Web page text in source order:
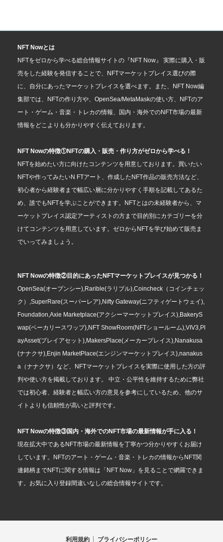
NFT Nowとは
NFTをゼロから学べる総合情報サイトの『NFT Now』 実際に購入・販
売をした経験を発信することで、NFTマーケットプレイス選びの際
に、自分にあったマーケットプレイスを選べます。また、NFT Now編
集部では、NFTの作り方や、OpenSea/MetaMaskの使い方、NFTのア
ート・ゲーム・音楽・トレカの情報、国内・海外でのNFT市場の最新
情報をどこよりも分かりやすく伝えております。
NFT Nowの特徴①NFTの購入・販売・作り方がゼロから学べる！
NFTを始めたい方に向けたコンテンツを用意しております。買いたい
NFTや作ってみたいN FTアート、作成したNFT作品の販売方法など、
初心者から経験者まで幅広い層に分かりやすく手順を記載してあるた
め、誰でもNFTを学ぶことができます。NFTとはの未経験者から、マ
ーケットプレイス認定アーティストの方まで目的別にカテゴリーを分
けてコンテンツを用意しています。ゼロからNFTを学び始めて販売ま
でいってみましょう。
NFT Nowの特徴②目的にあったNFTマーケットプレイスが見つかる！
OpenSea(オープンシー),Rarible(ラリブル),Coincheck（コインチェッ
ク）,SuperRare(スーパーレア),Nifty Gateway(ニフティゲートウェイ),
Foundation,Axie Marketplace(アクシーマーケットプレイス),BakeryS
wap(ベーカリースワップ),NFT ShowRoom(NFTショールーム),VIV3,Pl
ayAsset(プレイアセット),MakersPlace(メーカープレイス),Nanakusa
(ナナクサ),Enjin MarketPlace(エンジンマーケットプレイス),nanakus
a（ナナクサ）など、NFTマーケットプレイスを実際に使用した方の評
判や使い方を掲載しております。 中立・公平性を維持するために弊社
では初心者、経験者と幅広い方の意見を参考にしているため、他のサ
イトよりも信頼性が高いと評判です。
NFT Nowの特徴③国内・海外でのNFT市場の最新情報が手に入る！
現在拡大中であるNFT市場の最新情報を丁寧かつ分かりやすくお届け
しています。NFTのアート・ゲーム・音楽・トレカの情報からNFT関
連銘柄までNFTに関する情報は「NFT Now」を見ることで網羅できま
す。お気に入り登録間違いなしの総合情報サイトです。
利用規約 プライバシーポリシー